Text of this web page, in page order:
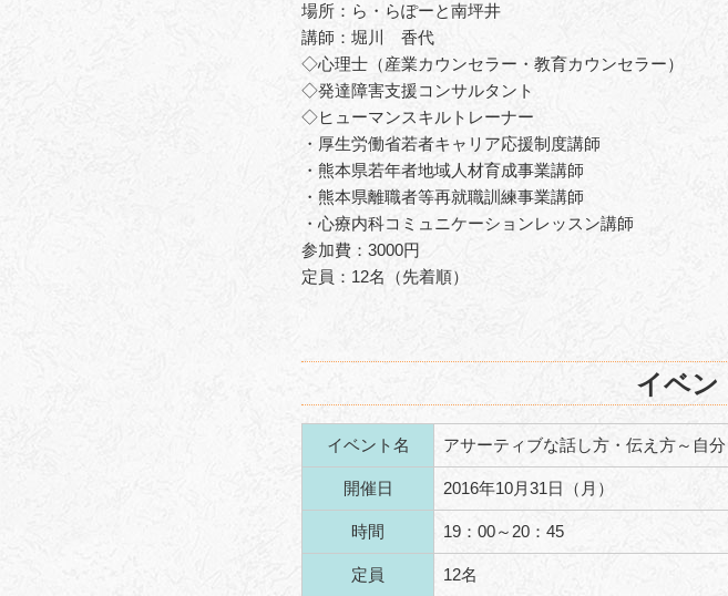
場所：ら・らぽーと南坪井
講師：堀川 香代
◇心理士（産業カウンセラー・教育カウンセラー）
◇発達障害支援コンサルタント
◇ヒューマンスキルトレーナー
・厚生労働省若者キャリア応援制度講師
・熊本県若年者地域人材育成事業講師
・熊本県離職者等再就職訓練事業講師
・心療内科コミュニケーションレッスン講師
参加費：3000円
定員：12名（先着順）
イベン
イベント名 アサーティブな話し方・伝え方～自
開催日 2016年10月31日（月）
時間 19：00～20：45
定員 12名